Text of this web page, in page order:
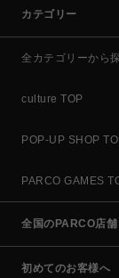
カテゴリー
全カテゴリーから
culture TOP
POP-UP SHOP
PARCO GAMES
全国のPARCO店舗
初めてのお客様へ